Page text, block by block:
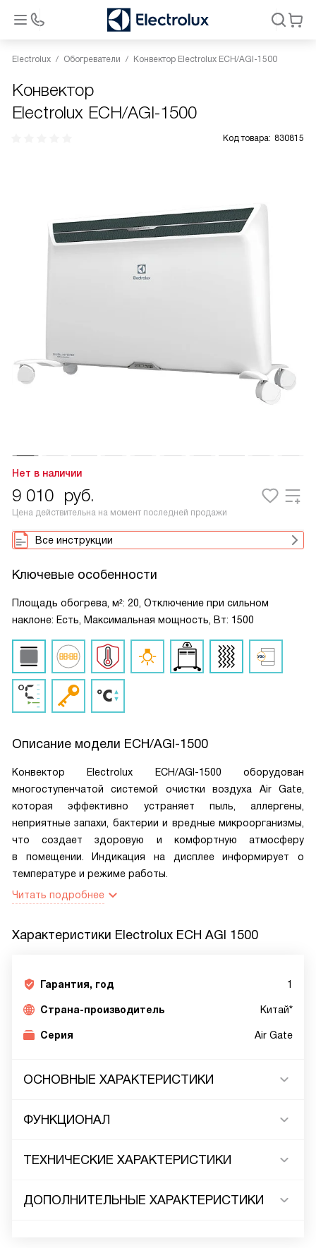
Electrolux Обогреватели Конвектор Electrolux ECH/AGI-1500
Конвектор
Electrolux ECH/AGI-1500
Код товара: 830815
Нет в наличии
9 010 руб.
Цена действительна на момент последней продажи
Все инструкции
Ключевые особенности
Площадь обогрева, м²: 20, Отключение при сильном
наклоне: Есть, Максимальная мощность, Вт: 1500
Описание модели ECH/AGI-1500
Конвектор Electrolux ECH/AGI-1500 оборудован
многоступенчатой системой очистки воздуха Air Gate,
которая эффективно устраняет пыль, аллергены,
неприятные запахи, бактерии и вредные микроорганизмы,
что создает здоровую и комфортную атмосферу
в помещении. Индикация на дисплее информирует о
температуре и режиме работы.
Читать подробнее
Характеристики Electrolux ECH AGI 1500
Гарантия, год 1
Страна-производитель Китай*
Серия Air Gate
ОСНОВНЫЕ ХАРАКТЕРИСТИКИ
ФУНКЦИОНАЛ
ТЕХНИЧЕСКИЕ ХАРАКТЕРИСТИКИ
ДОПОЛНИТЕЛЬНЫЕ ХАРАКТЕРИСТИКИ